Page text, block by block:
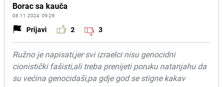
Borac sa kauča
08.11.2024. 09:29
Prijavi 2 3
Ružno je napisati,jer svi izraelci nisu genocidni
cionistički fašisti,ali treba prenijeti poruku natanjahu da
su većina genocidaši,pa gdje god se stigne kakav